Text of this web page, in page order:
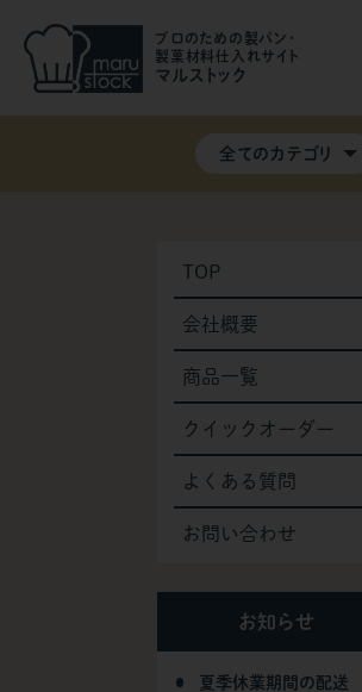
プロのための製パン・
製菓材料仕入れサイト
マルストック
全てのカテゴリ
TOP
会社概要
商品一覧
クイックオーダー
よくある質問
お問い合わせ
お知らせ
夏季休業期間の配送